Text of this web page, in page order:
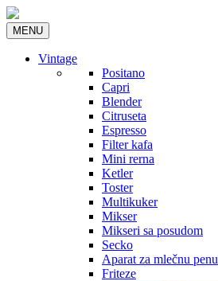
MENU
Vintage
Positano
Capri
Blender
Citruseta
Espresso
Filter kafa
Mini rerna
Ketler
Toster
Multikuker
Mikser
Mikseri sa posudom
Secko
Aparat za mlečnu penu
Friteze